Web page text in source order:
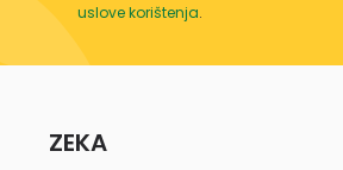
uslove korištenja.
ZEKA